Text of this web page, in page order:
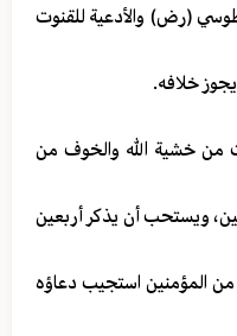
(رض) والأدعية للقنوت
خلافه.
من خشية الله والخوف من
ويستحب أن يذكر أربعين
المؤمنين استجيب دعاؤه